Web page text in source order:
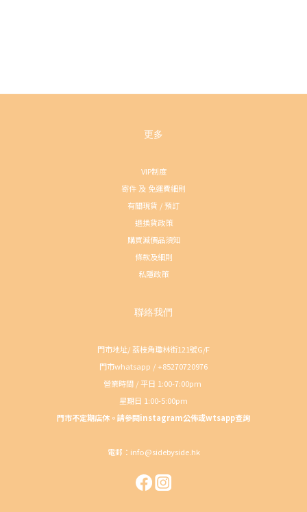
更多
VIP制度
寄件 及 免運費細則
有關現貨 / 預訂
退換貨政策
購買減價品須知
條款及細則
私隱政策
聯絡我們
門市地址/ 荔枝角瓊林街121號G/F
門市whatsapp / +85270720976
營業時間 / 平日 1:00-7:00pm
星期日 1:00-5:00pm
門市不定期店休。請參閱instagram公佈或wtsapp查詢
電郵：info@sidebyside.hk